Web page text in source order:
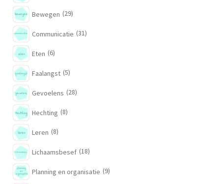
Bewegen (29)
Communicatie (31)
Eten (6)
Faalangst (5)
Gevoelens (28)
Hechting (8)
Leren (8)
Lichaamsbesef (18)
Planning en organisatie (9)